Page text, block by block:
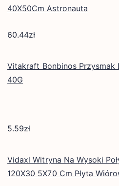
40X50Cm Astronauta
60.44zł
Vitakraft Bonbinos Przysmak
40G
5.59zł
Vidaxl Witryna Na Wysoki
120X30 5X70 Cm Płyta